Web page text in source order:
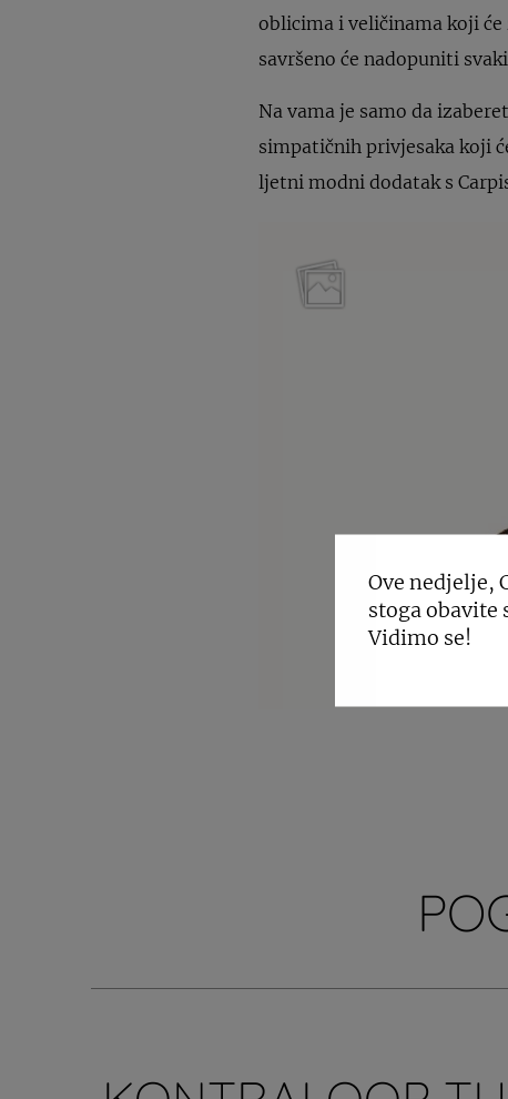
oblicima i veličinama koji
savršeno će nadopuniti
Na vama je samo da
simpatičnih privjesaka koji
ljetni modni dodatak s
Ove nedjelje,
stoga obavite
Vidimo se!